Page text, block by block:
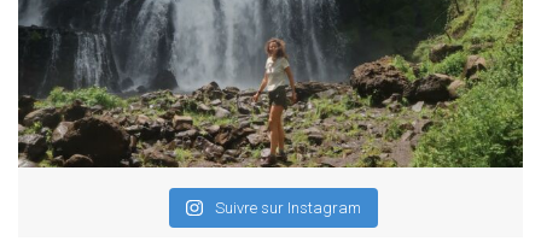
Suivre sur Instagram